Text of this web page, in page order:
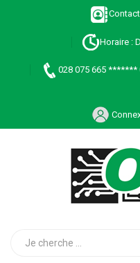
Contact
Horaire :
028 075 665 *******